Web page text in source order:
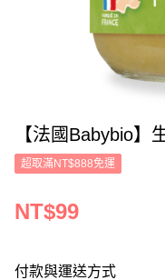
【法國Babybio】
超取滿NT$888免運
NT$99
付款與運送方式